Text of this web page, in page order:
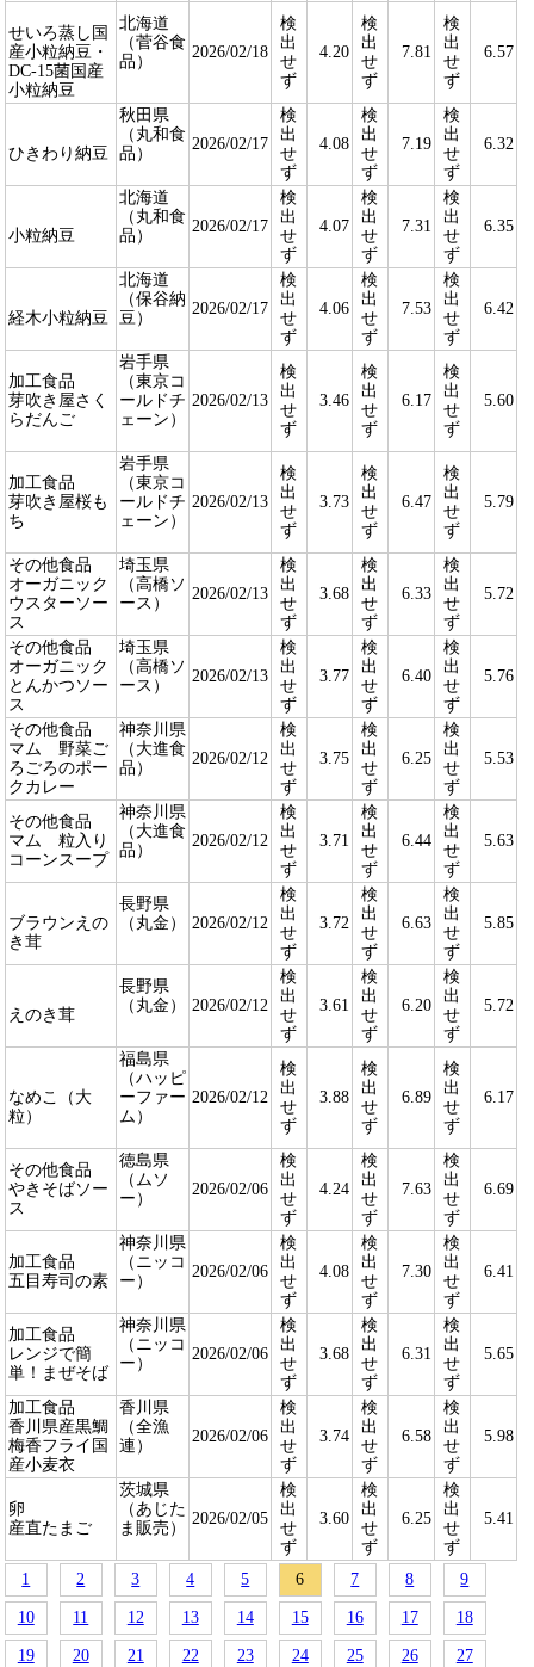
せいろ蒸し国
産小粒納豆・
DC-15菌国産
小粒納豆
北海道
（菅谷食
品）
2026/02/18
検
出
せ
ず
4.20
検
出
せ
ず
7.81
検
出
せ
ず
6.57
ひきわり納豆
秋田県
（丸和食
品）
2026/02/17
検
出
せ
ず
4.08
検
出
せ
ず
7.19
検
出
せ
ず
6.32
小粒納豆
北海道
（丸和食
品）
2026/02/17
検
出
せ
ず
4.07
検
出
せ
ず
7.31
検
出
せ
ず
6.35
経木小粒納豆
北海道
（保谷納
豆）
2026/02/17
検
出
せ
ず
4.06
検
出
せ
ず
7.53
検
出
せ
ず
6.42
加工食品
芽吹き屋さく
らだんご
岩手県
（東京コ
ールドチ
ェーン）
2026/02/13
検
出
せ
ず
3.46
検
出
せ
ず
6.17
検
出
せ
ず
5.60
加工食品
芽吹き屋桜も
ち
岩手県
（東京コ
ールドチ
ェーン）
2026/02/13
検
出
せ
ず
3.73
検
出
せ
ず
6.47
検
出
せ
ず
5.79
その他食品
オーガニック
ウスターソー
ス
埼玉県
（高橋ソ
ース）
2026/02/13
検
出
せ
ず
3.68
検
出
せ
ず
6.33
検
出
せ
ず
5.72
その他食品
オーガニック
とんかつソー
ス
埼玉県
（高橋ソ
ース）
2026/02/13
検
出
せ
ず
3.77
検
出
せ
ず
6.40
検
出
せ
ず
5.76
その他食品
マム 野菜ご
ろごろのポー
クカレー
神奈川県
（大進食
品）
2026/02/12
検
出
せ
ず
3.75
検
出
せ
ず
6.25
検
出
せ
ず
5.53
その他食品
マム 粒入り
コーンスープ
神奈川県
（大進食
品）
2026/02/12
検
出
せ
ず
3.71
検
出
せ
ず
6.44
検
出
せ
ず
5.63
ブラウンえの
き茸
長野県
（丸金）
2026/02/12
検
出
せ
ず
3.72
検
出
せ
ず
6.63
検
出
せ
ず
5.85
えのき茸
長野県
（丸金）
2026/02/12
検
出
せ
ず
3.61
検
出
せ
ず
6.20
検
出
せ
ず
5.72
なめこ（大
粒）
福島県
（ハッピ
ーファー
ム）
2026/02/12
検
出
せ
ず
3.88
検
出
せ
ず
6.89
検
出
せ
ず
6.17
その他食品
やきそばソー
ス
徳島県
（ムソ
ー）
2026/02/06
検
出
せ
ず
4.24
検
出
せ
ず
7.63
検
出
せ
ず
6.69
加工食品
五目寿司の素
神奈川県
（ニッコ
ー）
2026/02/06
検
出
せ
ず
4.08
検
出
せ
ず
7.30
検
出
せ
ず
6.41
加工食品
レンジで簡
単！まぜそば
神奈川県
（ニッコ
ー）
2026/02/06
検
出
せ
ず
3.68
検
出
せ
ず
6.31
検
出
せ
ず
5.65
加工食品
香川県産黒鯛
梅香フライ国
産小麦衣
香川県
（全漁
連）
2026/02/06
検
出
せ
ず
3.74
検
出
せ
ず
6.58
検
出
せ
ず
5.98
卵
産直たまご
茨城県
（あじた
ま販売）
2026/02/05
検
出
せ
ず
3.60
検
出
せ
ず
6.25
検
出
せ
ず
5.41
1 2 3 4 5 6 7 8 9
10 11 12 13 14 15 16 17 18
19 20 21 22 23 24 25 26 27